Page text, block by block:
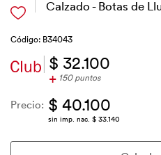
Calzado - Botas de
Código: B34043
$ 32.100
+ 150 puntos
Precio: $ 40.100
sin imp. nac. $ 33.140